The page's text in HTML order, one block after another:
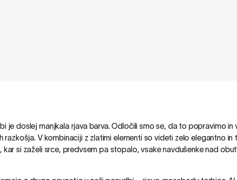
je doslej manjkala rjava barva. Odločili smo se, da to popravimo
razkošja. V kombinaciji z zlatimi elementi so videti zelo elegantno
kar si zaželi srce, predvsem pa stopalo, vsake navdušenke nad